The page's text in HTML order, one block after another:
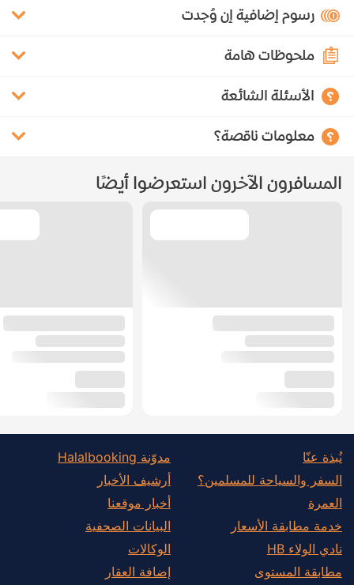
رسوم إضافية إن وُجدت
ملحوظات هامة
الأسئلة الشائعة
معلومات ناقصة؟
المسافرون الآخرون استعرضوا أيضًا
نُبذة عنّا
السفر والسياحة للمسلمين؟
العمرة
خدمة مطابقة الأسعار
نادي الولاء HB
مطابقة المستوى
مدوّنة Halalbooking
أرشيف الأخبار
أخبار موقعنا
البيانات الصحفية
الوكالات
إضافة العقار